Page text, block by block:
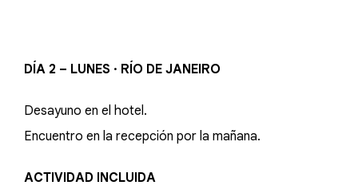
DÍA 2 – LUNES · RÍO DE JANEIRO
Desayuno en el hotel.
Encuentro en la recepción por la mañana.
ACTIVIDAD INCLUIDA